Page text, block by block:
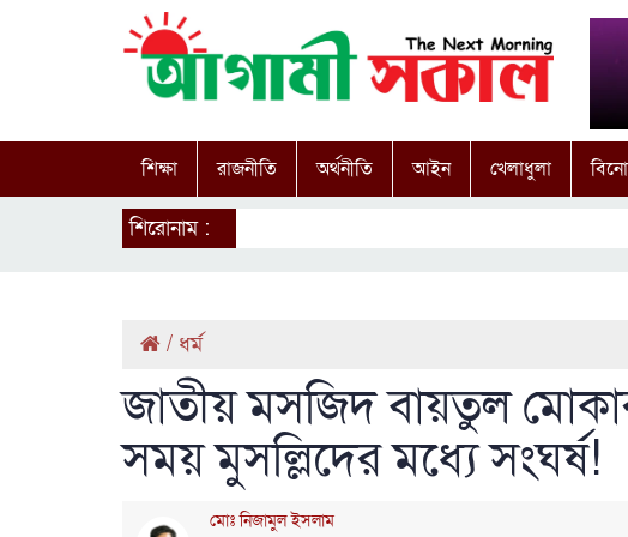
শিক্ষা রাজনীতি অর্থনীতি আইন খেলাধুলা
শিরোনাম :
/ ধর্ম
জাতীয় মসজিদ বায়তুল
সময় মুসল্লিদের মধ্যে সংঘর্ষ!
মোঃ নিজামুল ইসলাম